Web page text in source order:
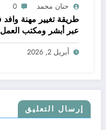
حنان محمد 0
عبر أبشر ومكتب العمل
أبريل 2, 2026
إرسال التعليق